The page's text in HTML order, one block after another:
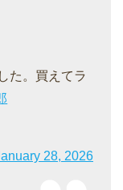
た。買えてラ
28, 2026